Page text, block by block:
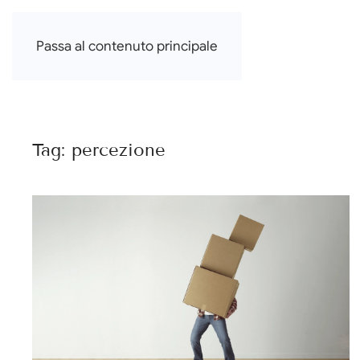
Passa al contenuto principale
Francesca Di Falco
Tag: percezione